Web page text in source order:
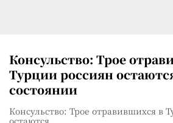
Консульство: Трое
Турции россиян
состоянии
Консульство: Трое отравившихся в
остаются